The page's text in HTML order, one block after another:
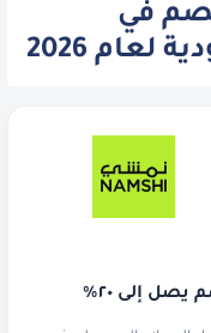
في
2026
إلى ٢٠٪